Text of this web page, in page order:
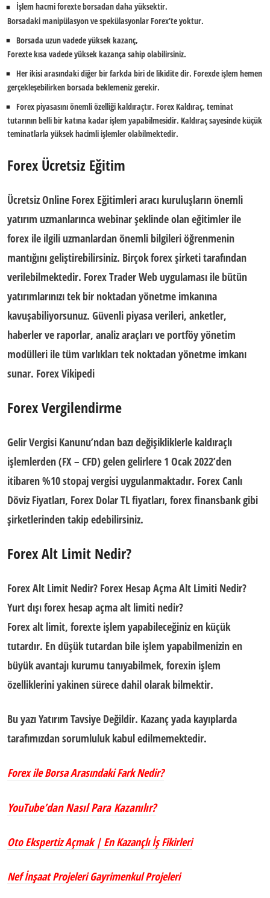
İşlem hacmi forexte borsadan daha yüksektir.
Borsadaki manipülasyon ve spekülasyonlar Forex’te yoktur.
Borsada uzun vadede yüksek kazanç,
Forexte kısa vadede yüksek kazança sahip olabilirsiniz.
Her ikisi arasındaki diğer bir farkda biri de likidite dir. Forexde işlem hemen
gerçekleşebilirken borsada beklemeniz gerekir.
Forex piyasasını önemli özelliğikaldıraçtır. Forex Kaldıraç, teminat
tutarının belli bir katına kadar işlem yapabilmesidir. Kaldıraç sayesinde küçük
teminatlarla yüksek hacimli işlemler olabilmektedir.
Forex Ücretsiz Eğitim
Ücretsiz Online Forex Eğitimleriaracı kuruluşların önemli
yatırım uzmanlarınca webinar şeklinde olan eğitimler ile
forex ile ilgili uzmanlardan önemli bilgileri öğrenmenin
mantığını geliştirebilirsiniz. Birçok forex şirketi tarafından
verilebilmektedir. Forex Trader Web uygulaması ile bütün
yatırımlarınızı tek bir noktadan yönetme imkanına
kavuşabiliyorsunuz. Güvenli piyasa verileri, anketler,
haberler ve raporlar, analiz araçları ve portföy yönetim
modülleri ile tüm varlıkları tek noktadan yönetme imkanı
sunar. Forex Vikipedi
Forex Vergilendirme
Gelir Vergisi Kanunu’ndan bazı değişikliklerle kaldıraçlı
işlemlerden (FX– CFD) gelen gelirlere 1 Ocak 2022’den
itibaren %10stopaj vergisi uygulanmaktadır. Forex Canlı
Döviz Fiyatları, Forex Dolar TL fiyatları, forex finansbankgibi
şirketlerinden takip edebilirsiniz.
Forex Alt Limit Nedir?
Forex Alt Limit Nedir? Forex Hesap Açma Alt Limiti Nedir?
Yurt dışı forex hesap açma alt limiti nedir?
Forex alt limit, forexte işlem yapabileceğiniz en küçük
tutardır. En düşük tutardan bile işlem yapabilmenizin en
büyük avantajı kurumu tanıyabilmek, forexin işlem
özelliklerini yakinen sürece dahil olarak bilmektir.
Bu yazı Yatırım Tavsiye Değildir. Kazanç yada kayıplarda
tarafımızdan sorumluluk kabul edilmemektedir.
Forex ile Borsa Arasındaki Fark Nedir?
YouTube’dan Nasıl Para Kazanılır?
Oto Ekspertiz Açmak | En Kazançlı İş Fikirleri
Nef İnşaat Projeleri Gayrimenkul Projeleri